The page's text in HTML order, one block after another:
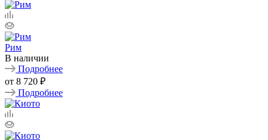
Рим
В наличии
Подробнее
от 8 720 ₽
Подробнее